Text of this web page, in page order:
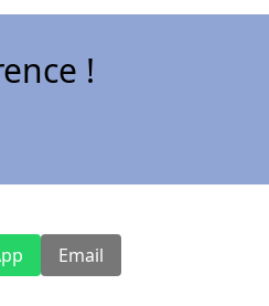
!
Email